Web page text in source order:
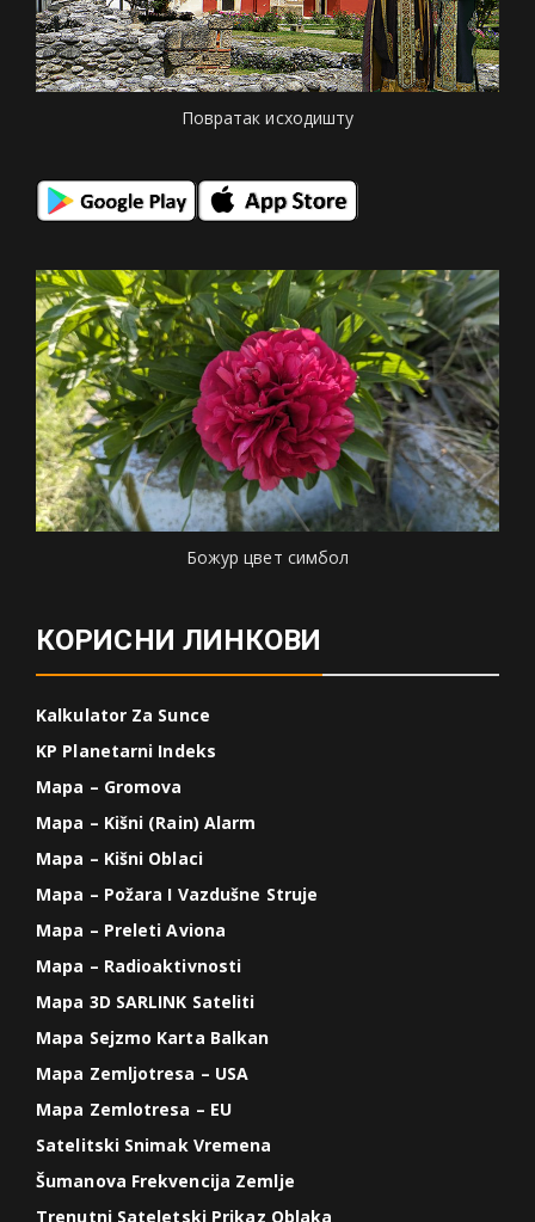
Повратак исходишту
Божур цвет симбол
КОРИСНИ ЛИНКОВИ
Kalkulator Za Sunce
KP Planetarni Indeks
Mapa – Gromova
Mapa – Kišni (Rain) Alarm
Mapa – Kišni Oblaci
Mapa – Požara I Vazdušne Struje
Mapa – Preleti Aviona
Mapa – Radioaktivnosti
Mapa 3D SARLINK Sateliti
Mapa Sejzmo Karta Balkan
Mapa Zemljotresa – USA
Mapa Zemlotresa – EU
Satelitski Snimak Vremena
Šumanova Frekvencija Zemlje
Trenutni Sateletski Prikaz Oblaka